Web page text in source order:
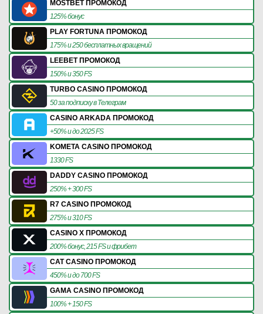
MOSTBET ПРОМОКОД
125% бонус
PLAY FORTUNA ПРОМОКОД
175% и 250 бесплатных вращений
LEEBET ПРОМОКОД
150% и 350 FS
TURBO CASINO ПРОМОКОД
50 за подписку в Телеграм
CASINO ARKADA ПРОМОКОД
+50% и до 2025 FS
KOMETA CASINO ПРОМОКОД
1330 FS
DADDY CASINO ПРОМОКОД
250% + 300 FS
R7 CASINO ПРОМОКОД
275% и 310 FS
CASINO X ПРОМОКОД
200% бонус, 215 FS и фрибет
CAT CASINO ПРОМОКОД
450% и до 700 FS
GAMA CASINO ПРОМОКОД
100% + 150 FS